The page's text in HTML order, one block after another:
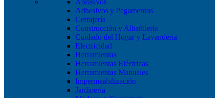
Abrasivos
Adhesivos y Pegamentos
Cerrajería
Construcción y Albañilería
Cuidado del Hogar y Lavanderia
Electricidad
Herramientas
Herramientas Eléctricas
Herramientas Manuales
Impermeabilización
Jardineria